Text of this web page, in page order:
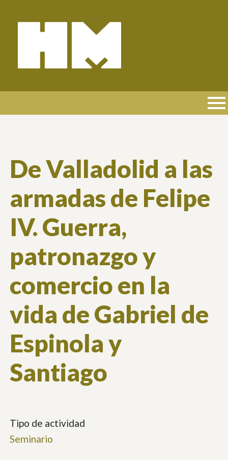
NAVEGACIÓN
De Valladolid a las
armadas de Felipe
IV. Guerra,
patronazgo y
comercio en la
vida de Gabriel de
Espinola y
Santiago
Tipo de actividad
Seminario